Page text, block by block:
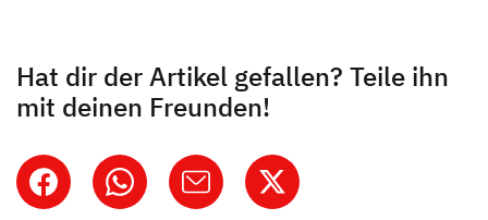
Hat dir der Artikel gefallen? Teile ihn
mit deinen Freunden!